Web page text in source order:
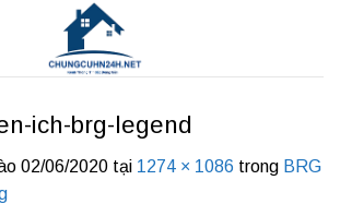
ich-brg-legend
02/06/2020 tại 1274 × 1086 trong BRG